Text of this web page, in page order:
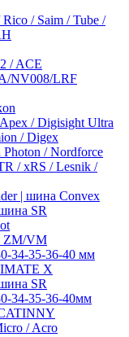
/ Saim / Tube /
/ ACE
NV008/LRF
/ Digisight Ultra
/ Digex
Photon / Nordforce
/ xRS / Lesnik /
| шина Convex
SR
ZM/VM
34-35-36-40 мм
X
SR
34-35-36-40мм
/ Acro